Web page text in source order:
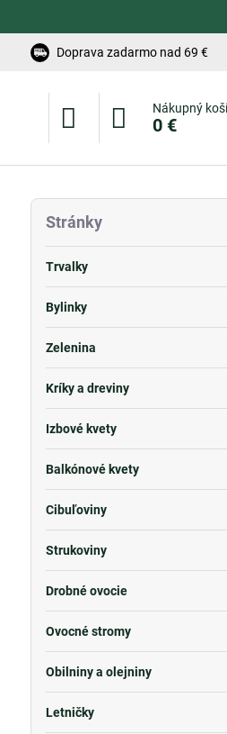
Doprava zadarmo nad 69 €
Nákupný
0 €
Stránky
Trvalky
Bylinky
Zelenina
Kríky a dreviny
Izbové kvety
Balkónové kvety
Cibuľoviny
Strukoviny
Drobné ovocie
Ovocné stromy
Obilniny a olejniny
Letničky